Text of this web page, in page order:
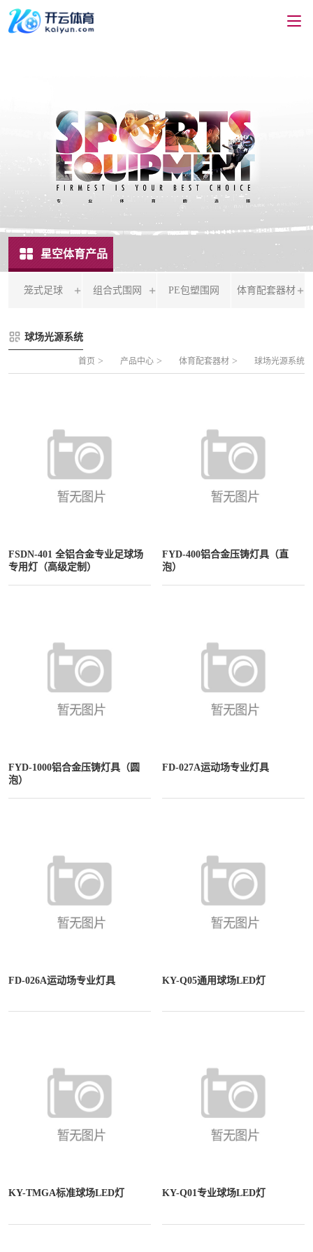
星空体育产品
笼式足球
FLZ-B 夹芯板笼式足球
FLZ-C 半格栅笼式足球
组合式围网
片装组合式围网
PE包塑围网 体育配套器材
球场光源系统
首页 > 产品中心 > 体育配套器材 > 球场光源系统
FSDN-401 全铝合金专业足球场
专用灯（高级定制）
FYD-400铝合金压铸灯具（直
泡）
FYD-1000铝合金压铸灯具（圆
泡）
FD-027A运动场专业灯具
FD-026A运动场专业灯具 KY-Q05通用球场LED灯
KY-TMGA标准球场LED灯 KY-Q01专业球场LED灯